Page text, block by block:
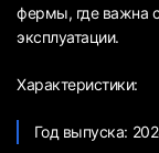
фермы, где важна
эксплуатации.
Характеристики:
Год выпуска: